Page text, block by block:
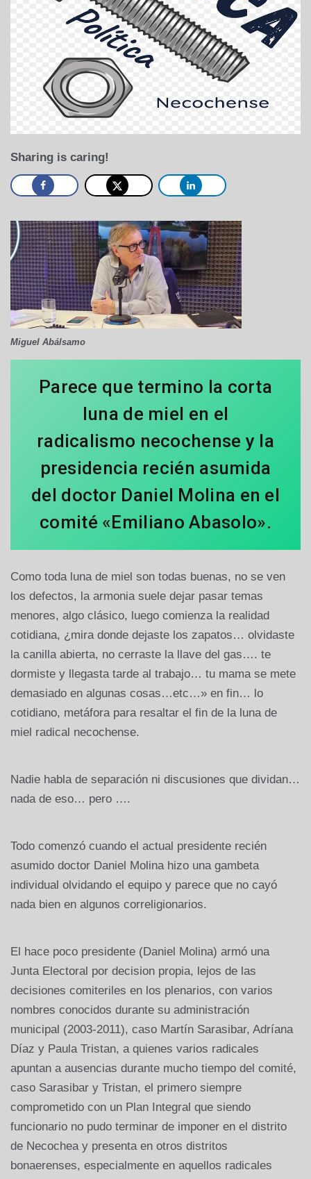
Sharing is caring!
Miguel Abálsamo
Parece que termino la corta
luna de miel en el
radicalismo necochense y la
presidencia recién asumida
del doctor Daniel Molina en el
comité «Emiliano Abasolo».
Como toda luna de miel son todas buenas, no se ven
los defectos, la armonia suele dejar pasar temas
menores, algo clásico, luego comienza la realidad
cotidiana, ¿mira donde dejaste los zapatos… olvidaste
la canilla abierta, no cerraste la llave del gas…. te
dormiste y llegasta tarde al trabajo… tu mama se mete
demasiado en algunas cosas…etc…» en fin… lo
cotidiano, metáfora para resaltar el fin de la luna de
miel radical necochense.
Nadie habla de separación ni discusiones que dividan…
nada de eso… pero ….
Todo comenzó cuando el actual presidente recién
asumido doctor Daniel Molina hizo una gambeta
individual olvidando el equipo y parece que no cayó
nada bien en algunos correligionarios.
El hace poco presidente (Daniel Molina) armó una
Junta Electoral por decision propia, lejos de las
decisiones comiteriles en los plenarios, con varios
nombres conocidos durante su administración
municipal (2003-2011), caso Martín Sarasibar, Adríana
Díaz y Paula Tristan, a quienes varios radicales
apuntan a ausencias durante mucho tiempo del comité,
caso Sarasibar y Tristan, el primero siempre
comprometido con un Plan Integral que siendo
funcionario no pudo terminar de imponer en el distrito
de Necochea y presenta en otros distritos
bonaerenses, especialmente en aquellos radicales